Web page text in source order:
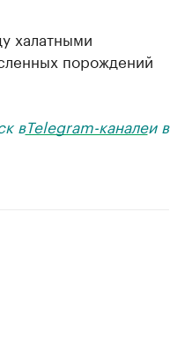
халатными
порождений
вTelegram-каналеи в